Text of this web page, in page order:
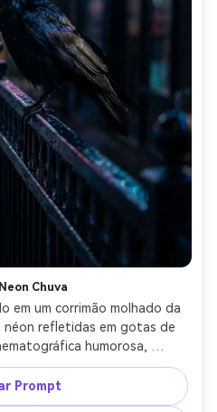
Chuva
em um corrimão molhado da
refletidas em gotas de
humorosa,
com bokeh colorido, tirado
f/1.4, penas fotorealistas com
dramático-AR 4:5
Prompt